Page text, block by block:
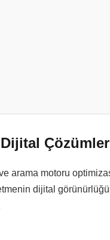
Çözümler
arama motoru
dijital